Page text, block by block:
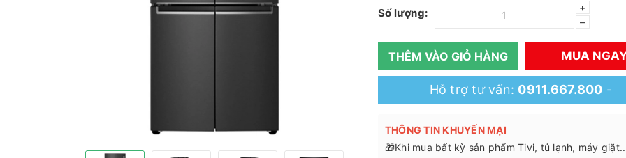
Số lượng:
+
–
THÊM VÀO GIỎ HÀNG MUA
Hỗ trợ tư vấn: 0911.667.800 -
THÔNG TIN KHUYẾN MẠI
🎁Khi mua bất kỳ sản phẩm Tivi, tủ lạnh, máy